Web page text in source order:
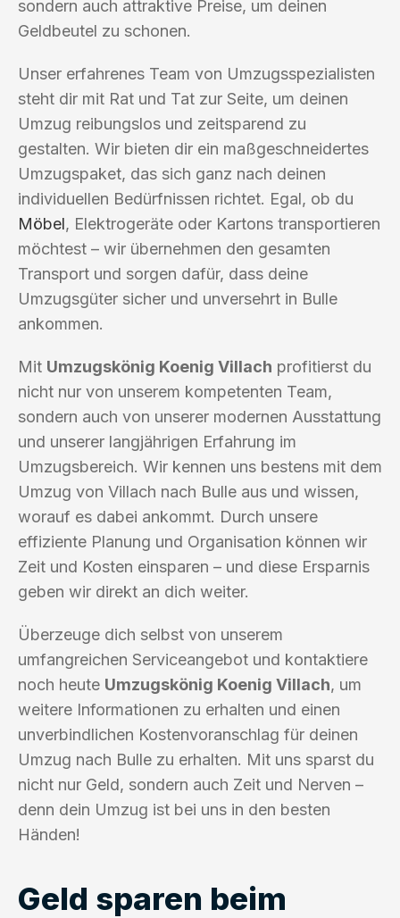
sondern auch attraktive Preise, um deinen
Geldbeutel zu schonen.
Unser erfahrenes Team von Umzugsspezialisten
steht dir mit Rat und Tat zur Seite, um deinen
Umzug reibungslos und zeitsparend zu
gestalten. Wir bieten dir ein maßgeschneidertes
Umzugspaket, das sich ganz nach deinen
individuellen Bedürfnissen richtet. Egal, ob du
Möbel, Elektrogeräte oder Kartons transportieren
möchtest – wir übernehmen den gesamten
Transport und sorgen dafür, dass deine
Umzugsgüter sicher und unversehrt in Bulle
ankommen.
Mit Umzugskönig Koenig Villach profitierst du
nicht nur von unserem kompetenten Team,
sondern auch von unserer modernen Ausstattung
und unserer langjährigen Erfahrung im
Umzugsbereich. Wir kennen uns bestens mit dem
Umzug von Villach nach Bulle aus und wissen,
worauf es dabei ankommt. Durch unsere
effiziente Planung und Organisation können wir
Zeit und Kosten einsparen – und diese Ersparnis
geben wir direkt an dich weiter.
Überzeuge dich selbst von unserem
umfangreichen Serviceangebot und kontaktiere
noch heute Umzugskönig Koenig Villach, um
weitere Informationen zu erhalten und einen
unverbindlichen Kostenvoranschlag für deinen
Umzug nach Bulle zu erhalten. Mit uns sparst du
nicht nur Geld, sondern auch Zeit und Nerven –
denn dein Umzug ist bei uns in den besten
Händen!
Geld sparen beim